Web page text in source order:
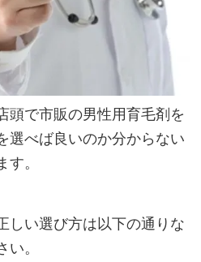
頭で市販の男性用育毛剤を
選べば良いのか分からない
。
しい選び方は以下の通りな
。